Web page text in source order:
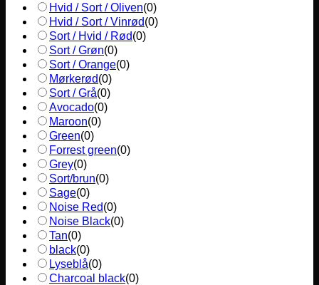
Hvid / Sort / Oliven(0)
Hvid / Sort / Vinrød(0)
Sort / Hvid / Rød(0)
Sort / Grøn(0)
Sort / Orange(0)
Mørkerød(0)
Sort / Grå(0)
Avocado(0)
Maroon(0)
Green(0)
Forrest green(0)
Grey(0)
Sort/brun(0)
Sage(0)
Noise Red(0)
Noise Black(0)
Tan(0)
black(0)
Lyseblå(0)
Charcoal black(0)